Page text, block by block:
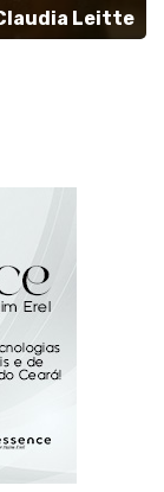
Leitte